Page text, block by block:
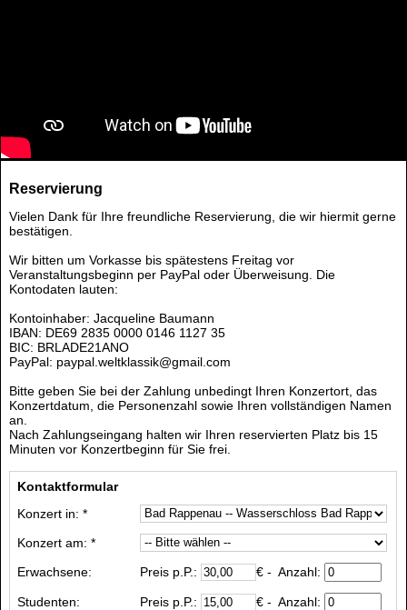
Reservierung
Vielen Dank für Ihre freundliche Reservierung, die wir hiermit gerne
bestätigen.
Wir bitten um Vorkasse bis spätestens Freitag vor
Veranstaltungsbeginn per PayPal oder Überweisung. Die
Kontodaten lauten:
Kontoinhaber: Jacqueline Baumann
IBAN: DE69 2835 0000 0146 1127 35
BIC: BRLADE21ANO
PayPal: paypal.weltklassik@gmail.com
Bitte geben Sie bei der Zahlung unbedingt Ihren Konzertort, das
Konzertdatum, die Personenzahl sowie Ihren vollständigen Namen
an.
Nach Zahlungseingang halten wir Ihren reservierten Platz bis 15
Minuten vor Konzertbeginn für Sie frei.
Kontaktformular
Konzert in: *
Konzert am: *
Erwachsene:
Preis p.P.: € - Anzahl:
Studenten: Preis p.P.: € - Anzahl: